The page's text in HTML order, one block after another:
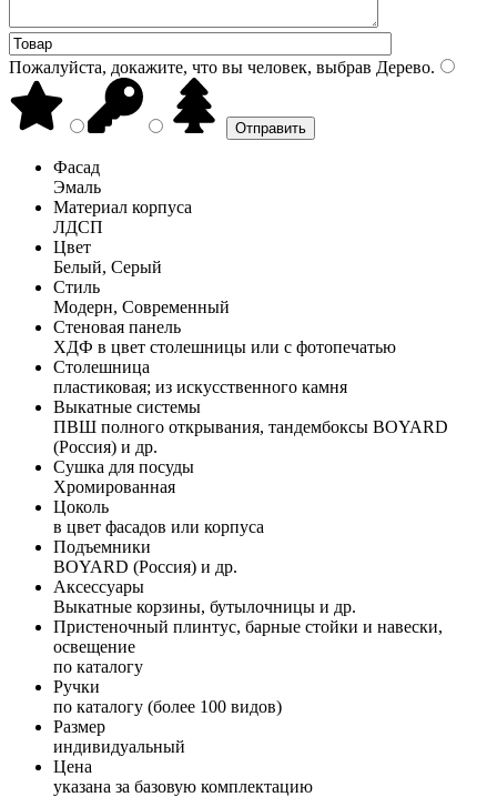
Пожалуйста, докажите, что вы человек, выбрав Дерево.
Фасад
Эмаль
Материал корпуса
ЛДСП
Цвет
Белый, Серый
Стиль
Модерн, Современный
Стеновая панель
ХДФ в цвет столешницы или с фотопечатью
Столешница
пластиковая; из искусственного камня
Выкатные системы
ПВШ полного открывания, тандембоксы BOYARD
(Россия) и др.
Сушка для посуды
Хромированная
Цоколь
в цвет фасадов или корпуса
Подъемники
BOYARD (Россия) и др.
Аксессуары
Выкатные корзины, бутылочницы и др.
Пристеночный плинтус, барные стойки и навески,
освещение
по каталогу
Ручки
по каталогу (более 100 видов)
Размер
индивидуальный
Цена
указана за базовую комплектацию